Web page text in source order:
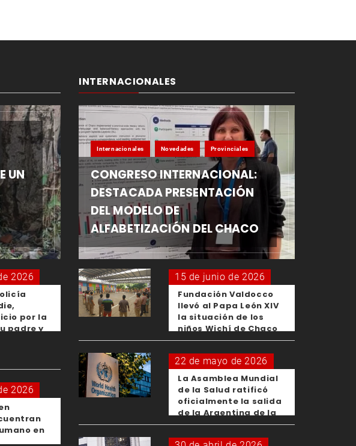
UN
2026
por la
padre y
2026
en
INTERNACIONALES
Internacionales Novedades Provinciales
CONGRESO INTERNACIONAL:
DESTACADA PRESENTACIÓN
DEL MODELO DE
ALFABETIZACIÓN DEL CHACO
15 de junio de 2026
Fundación Valdocco
llevó al Papa León XIV
la situación de los
niños Wichí de Chaco
22 de mayo de 2026
La Asamblea Mundial
de la Salud ratificó
oficialmente la salida
de la Argentina de la
OMS